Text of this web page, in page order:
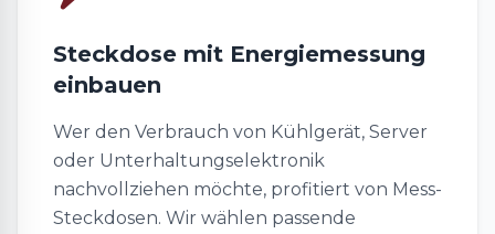
Steckdose mit Energiemessung
einbauen
Wer den Verbrauch von Kühlgerät, Server
oder Unterhaltungselektronik
nachvollziehen möchte, profitiert von Mess-
Steckdosen. Wir wählen passende